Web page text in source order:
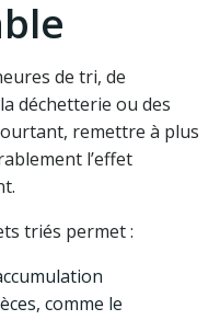
de tri, de
déchetterie ou des
remettre à plus
l’effet
triés permet :
comme le